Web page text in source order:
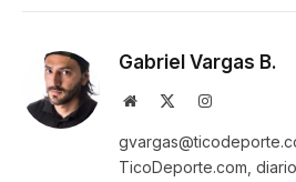
Gabriel Vargas B.
Website Instagram
TicoDeporte.com,